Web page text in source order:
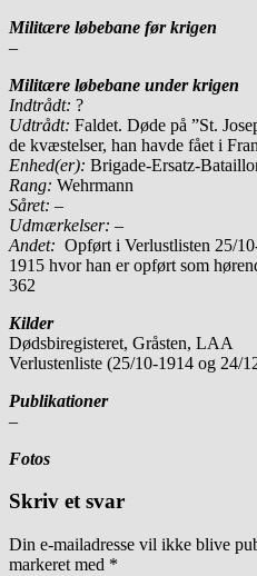
Militære løbebane før krigen
–
Militære løbebane under krigen
Indtrådt: ?
Udtrådt: Faldet. Døde på ”St.
de kvæstelser, han havde fået i
Enhed(er): Brigade-Ersatz-
Rang: Wehrmann
Såret: –
Udmærkelser: –
Andet: Opført i Verlustlisten 25/
1915 hvor han er opført som
362
Kilder
Dødsbiregisteret, Gråsten, LAA
Verlustenliste (25/10-1914 og 24/
Publikationer
–
Fotos
Skriv et svar
Din e-mailadresse vil ikke blive
markeret med *